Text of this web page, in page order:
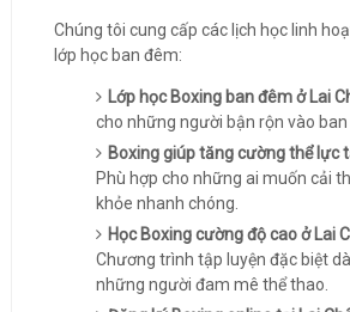
Chúng tôi cung cấp các lịch học linh
lớp học ban đêm:
Lớp học Boxing ban đêm ở Lai
cho những người bận rộn vào ban
Boxing giúp tăng cường thể lực
Phù hợp cho những ai muốn cải
khỏe nhanh chóng.
Học Boxing cường độ cao ở Lai
Chương trình tập luyện đặc biệt
những người đam mê thể thao.